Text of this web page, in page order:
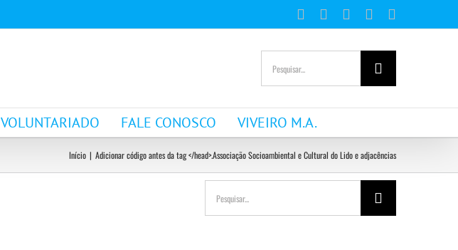
FacebookInstagramYouTubeWhatsApp
mail
Buscar
resultados
para:
VOLUNTARIADO FALE CONOSCO VIVEIRO M.A.
Início | Adicionar código antes da tag </head>.Associação Socioambiental e Cultural do Lido e adjacências
Buscar
resultados
para: